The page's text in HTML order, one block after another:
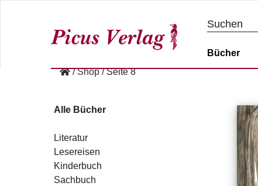
Bücher
/ Shop / Seite 8
Alle Bücher
Literatur
Lesereisen
Kinderbuch
Sachbuch